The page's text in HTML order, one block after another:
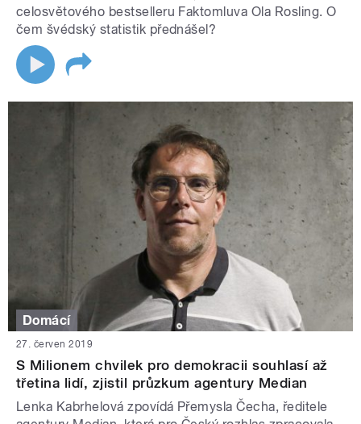
celosvětového bestselleru Faktomluva Ola Rosling. O
čem švédský statistik přednášel?
Domácí
27. červen 2019
S Milionem chvilek pro demokracii souhlasí až
třetina lidí, zjistil průzkum agentury Median
Lenka Kabrhelová zpovídá Přemysla Čecha, ředitele